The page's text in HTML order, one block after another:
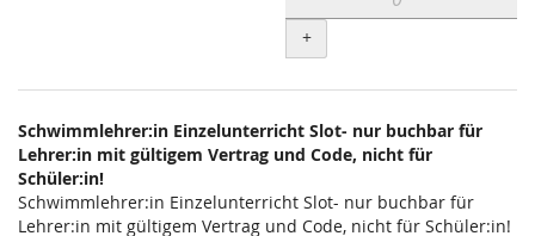
+
Schwimmlehrer:in Einzelunterricht Slot- nur buchbar für
Lehrer:in mit gültigem Vertrag und Code, nicht für
Schüler:in!
Schwimmlehrer:in Einzelunterricht Slot- nur buchbar für
Lehrer:in mit gültigem Vertrag und Code, nicht für Schüler:in!